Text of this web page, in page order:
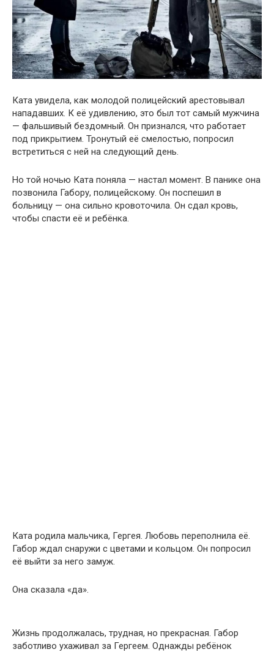
Ката увидела, как молодой полицейский арестовывал
нападавших. К её удивлению, это был тот самый мужчина
— фальшивый бездомный. Он признался, что работает
под прикрытием. Тронутый её смелостью, попросил
встретиться с ней на следующий день.
Но той ночью Ката поняла — настал момент. В панике она
позвонила Габору, полицейскому. Он поспешил в
больницу — она сильно кровоточила. Он сдал кровь,
чтобы спасти её и ребёнка.
Ката родила мальчика, Гергея. Любовь переполнила её.
Габор ждал снаружи с цветами и кольцом. Он попросил
её выйти за него замуж.
Она сказала «да».
Жизнь продолжалась, трудная, но прекрасная. Габор
заботливо ухаживал за Гергеем. Однажды ребёнок